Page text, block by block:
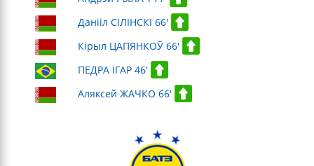
Данііл СІЛІНСКІ 66'
Кірыл ЦАПЯНКОЎ 66'
ПЕДРА ІГАР 46'
Аляксей ЖАЧКО 66'